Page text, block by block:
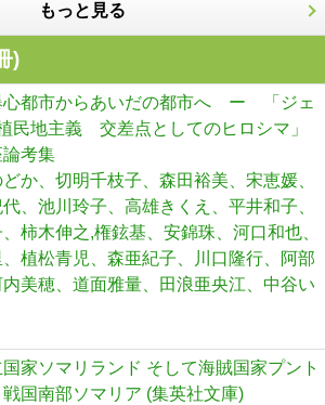
もっと見る
)
都市からあいだの都市へ ー 「ジェ
民地主義 交差点としてのヒロシマ」
考集
か、切明千枝子、森田裕美、宋恵媛、
、池川玲子、高雄きくえ、平井和子、
柿木伸之,権鉉基、安錦珠、河口和也、
植松青児、森亜紀子、川口隆行、阿部
美穂、道面雅量、田浪亜央江、中谷い
家ソマリランド そして海賊国家プント
国南部ソマリア (集英社文庫)